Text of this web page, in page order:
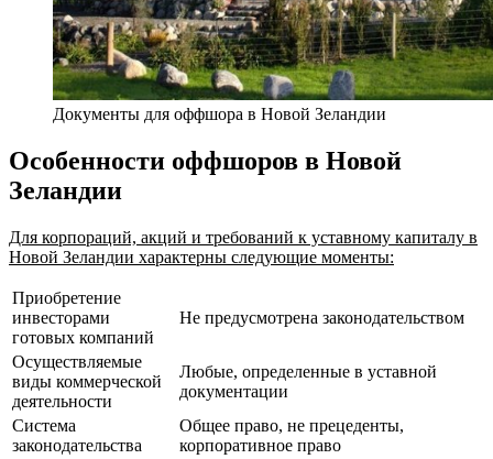
Документы для оффшора в Новой Зеландии
Особенности оффшоров в Новой
Зеландии
Для корпораций, акций и требований к уставному капиталу в
Новой Зеландии характерны следующие моменты:
Приобретение
инвесторами
готовых компаний
Не предусмотрена законодательством
Осуществляемые
виды коммерческой
деятельности
Любые, определенные в уставной
документации
Система
законодательства
Общее право, не прецеденты,
корпоративное право